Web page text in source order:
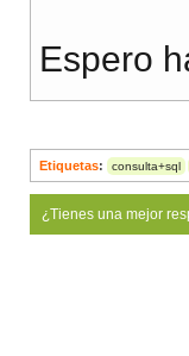
Espero
Etiquetas: consulta+sql
¿Tienes una mejor